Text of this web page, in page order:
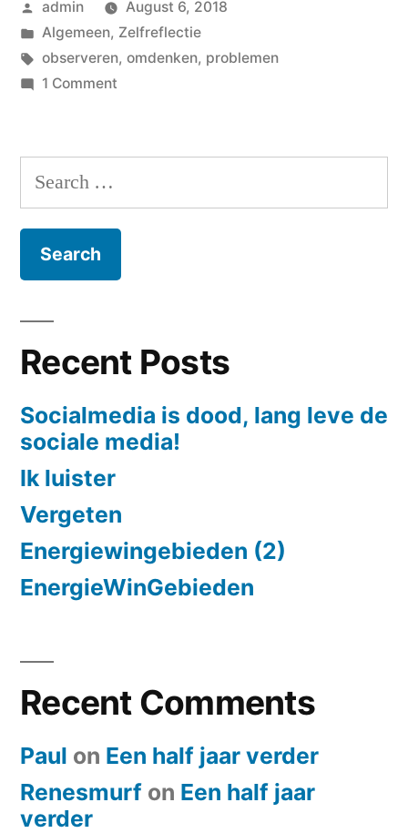
Posted
by
admin
August 6, 2018
Posted
in
Algemeen, Zelfreflectie
Tags:
observeren, omdenken, problemen
1 Commenton
de
vergald
Search
for:
Recent Posts
Socialmedia is dood, lang leve de
sociale media!
Ik luister
Vergeten
Energiewingebieden (2)
EnergieWinGebieden
Recent Comments
Paul on Een half jaar verder
Renesmurf on Een half jaar
verder